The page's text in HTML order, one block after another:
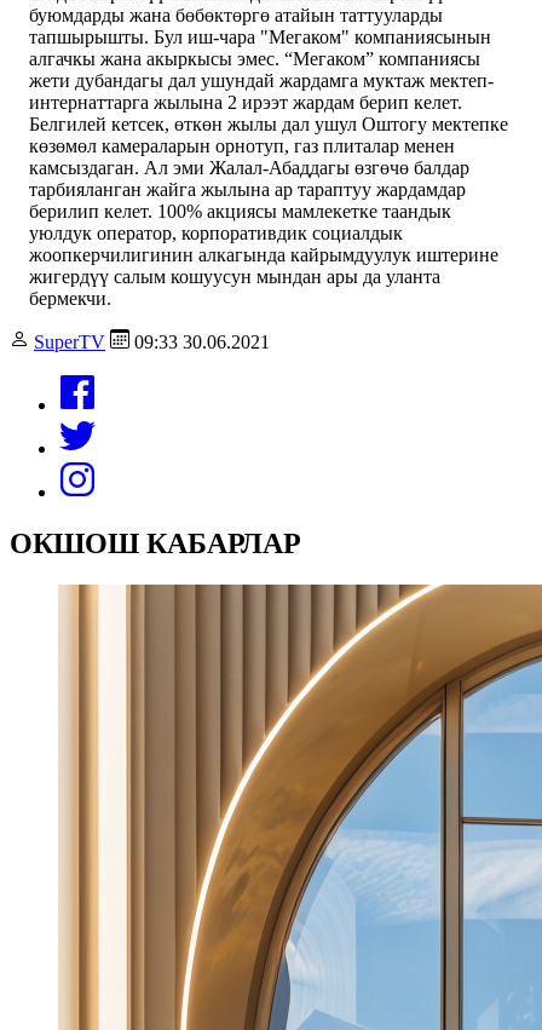
буюмдарды жана бөбөктөргө атайын таттууларды
тапшырышты. Бул иш-чара "Мегаком" компаниясынын
алгачкы жана акыркысы эмес. “Мегаком” компаниясы
жети дубандагы дал ушундай жардамга муктаж мектеп-
интернаттарга жылына 2 ирээт жардам берип келет.
Белгилей кетсек, өткөн жылы дал ушул Оштогу мектепке
көзөмөл камераларын орнотуп, газ плиталар менен
камсыздаган. Ал эми Жалал-Абаддагы өзгөчө балдар
тарбияланган жайга жылына ар тараптуу жардамдар
берилип келет. 100% акциясы мамлекетке таандык
уюлдук оператор, корпоративдик социалдык
жоопкерчилигинин алкагында кайрымдуулук иштерине
жигердүү салым кошуусун мындан ары да уланта
бермекчи.
SuperTV 09:33 30.06.2021
ОКШОШ КАБАРЛАР